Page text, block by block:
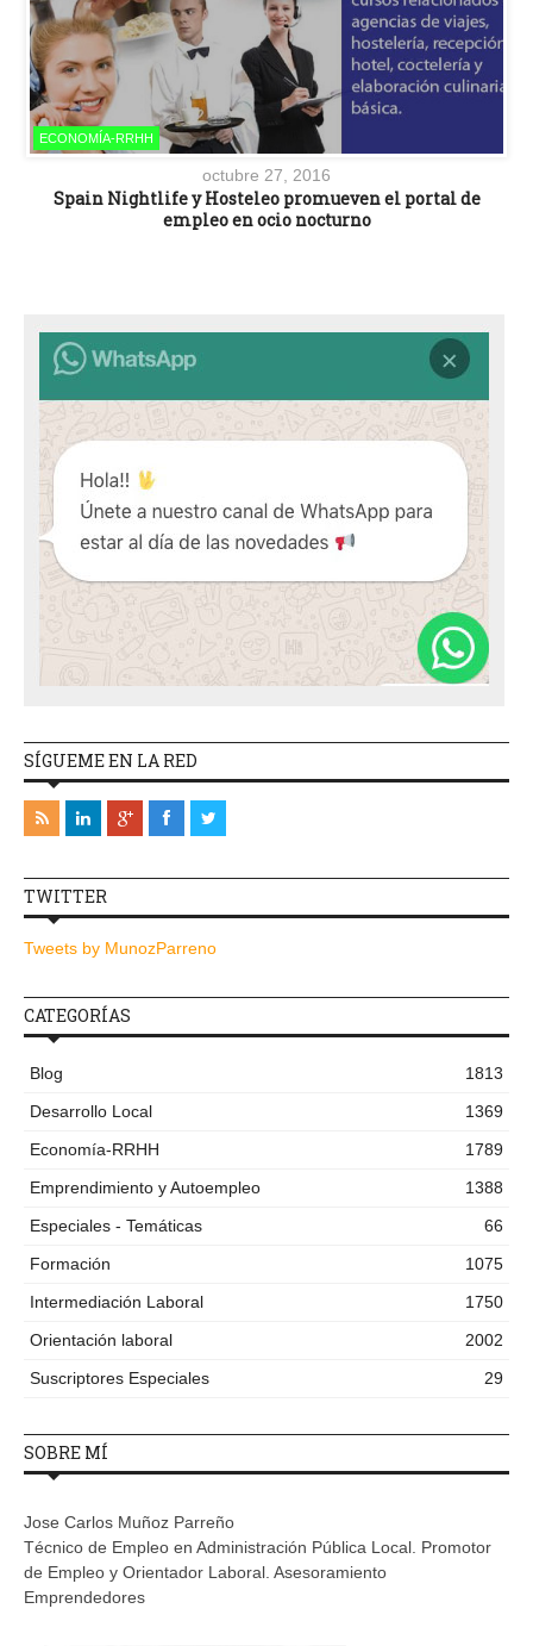
ECONOMÍA-RRHH
octubre 27, 2016
Spain Nightlife y Hosteleo promueven el portal de
empleo en ocio nocturno
SÍGUEME EN LA RED
TWITTER
Tweets by MunozParreno
CATEGORÍAS
Blog
1813
Desarrollo Local
1369
Economía-RRHH
1789
Emprendimiento y Autoempleo
1388
Especiales - Temáticas
66
Formación
1075
Intermediación Laboral
1750
Orientación laboral
2002
Suscriptores Especiales
29
SOBRE MÍ
Jose Carlos Muñoz Parreño
Técnico de Empleo en Administración Pública Local. Promotor
de Empleo y Orientador Laboral. Asesoramiento
Emprendedores